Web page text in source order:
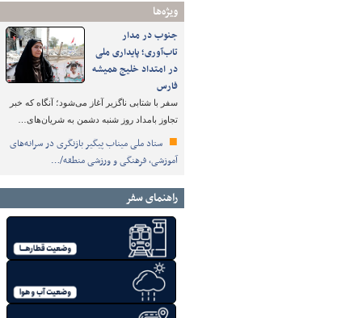
ویژه‌ها
جنوب در مدار
تاب‌آوری؛ پایداری ملی
در امتداد خلیج همیشه
فارس
سفر با شتابی ناگزیر آغاز می‌شود؛ آنگاه که خبر
تجاوز بامداد روز شنبه دشمن به شریان‌های…
ستاد ملی میناب پیگیر بازنگری در سرانه‌های
آموزشی، فرهنگی و ورزشی منطقه/…
راهنمای سفر